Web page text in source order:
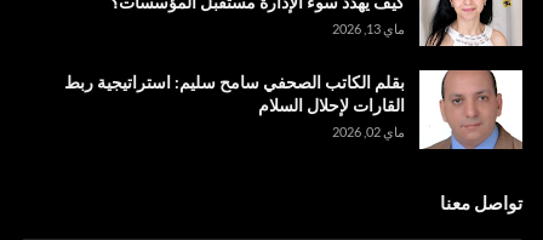
ماي 13, 2026
بقلم الكاتب الصحفي سامح سليم: استراتيجية ربط
القارات لإحلال السلام
ماي 02, 2026
تواصل معنا